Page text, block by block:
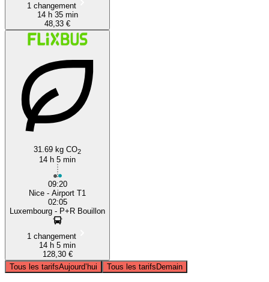
1 changement
14 h 35 min
48,33 €
31.69 kg CO2
14 h 5 min
09:20
Nice - Airport T1
02:05
Luxembourg - P+R Bouillon
1 changement
14 h 5 min
128,30 €
Tous les tarifsAujourd’hui Tous les tarifsDemain